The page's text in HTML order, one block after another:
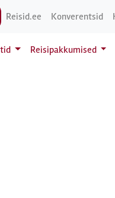
Reisid.ee Konverentsid
Reisipakkumised